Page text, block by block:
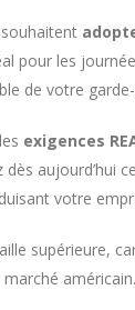
pour les
de votre
exigences
dès aujourd’hui
votre
supérieure,
américain.